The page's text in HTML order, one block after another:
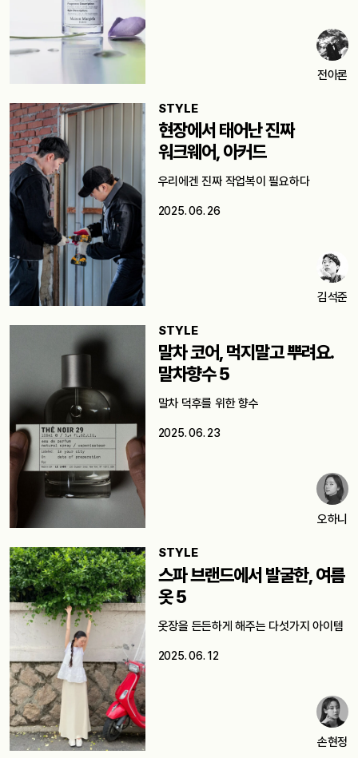
전아론
STYLE
현장에서 태어난 진짜
워크웨어, 아커드
우리에겐 진짜 작업복이 필요하다
2025. 06. 26
김석준
STYLE
말차 코어, 먹지말고 뿌려요.
말차향수 5
말차 덕후를 위한 향수
2025. 06. 23
오하니
STYLE
스파 브랜드에서 발굴한, 여름
옷 5
옷장을 든든하게 해주는 다섯가지 아이템
2025. 06. 12
손현정